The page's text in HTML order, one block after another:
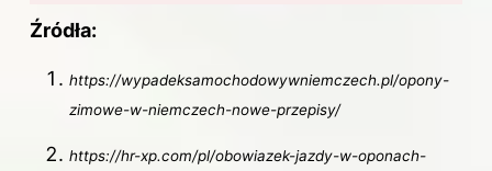
Źródła:
https://wypadeksamochodowywniemczech.pl/opony-
zimowe-w-niemczech-nowe-przepisy/
https://hr-xp.com/pl/obowiazek-jazdy-w-oponach-